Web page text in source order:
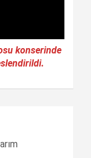
konserinde